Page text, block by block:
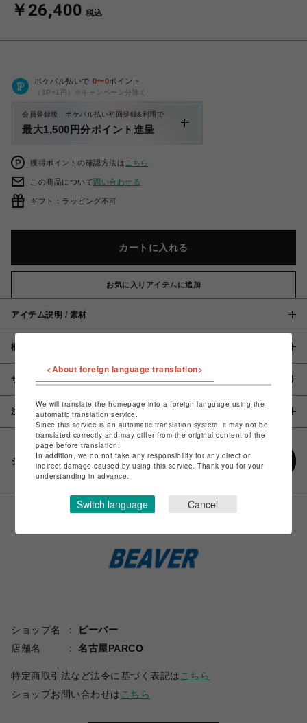
￥26,400 税込
ポケパル払いで 0〜0ポイント
（1P=1円）※キャンペーン分除く
会員登録後、ポケパル払い初回登録&利用で
最大1,500円分ポイント進呈
獲得ポイントの確認方法は こちら
この商品について問い合わせる
ギフト：ラッピング不可
カートに入れる
お気に入りアイテムに追加
アイテム説明 / 素材
概要
サイズ
注意事項
シェアする
ショップ名
ビーバー
店舗名
名古屋PARCO
特定商取引法など法令に基づく表記は こちら
ショップお問い合わせは こちら
<About foreign language translation>
We will translate the homepage into a foreign language using the
automatic translation service.
Since this service is an automatic translation system, it may not be
translated correctly and may differ from the original content of the
page before translation.
In addition, we do not take any responsibility for any direct or
indirect damage caused by using this service. Thank you for your
understanding in advance.
Switch language Cancel